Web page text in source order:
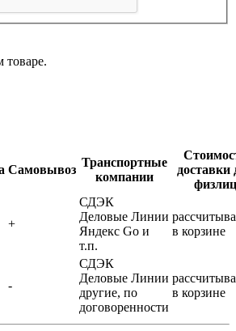
товаре.
Самовывоз
Транспортные
компании
доставки
физлиц
+
СДЭК
Деловые Линии
Яндекс Go и
т.п.
в корзине
-
СДЭК
Деловые Линии
другие, по
договоренности
в корзине